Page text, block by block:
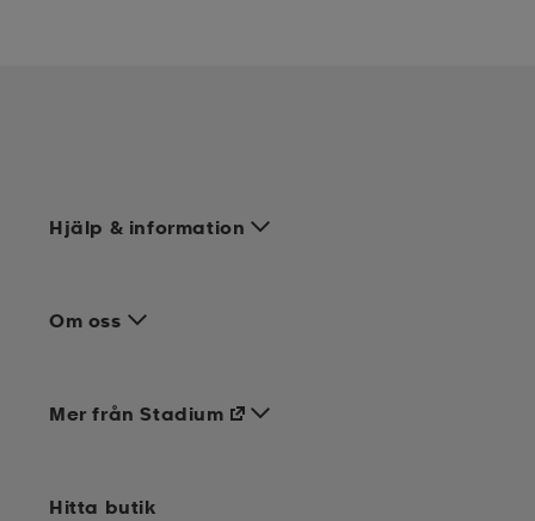
Hjälp & information
Om oss
Mer från Stadium
Hitta butik